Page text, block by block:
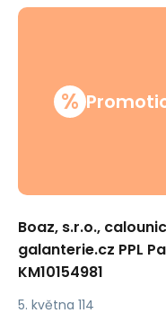
%
Boaz, s.r.o.,
galanterie.cz PPL
KM10154981
5. května 114